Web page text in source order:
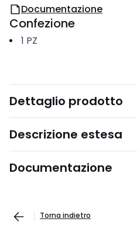
Documentazione
Confezione
1 PZ
Dettaglio prodotto
Descrizione estesa
Documentazione
Torna indietro